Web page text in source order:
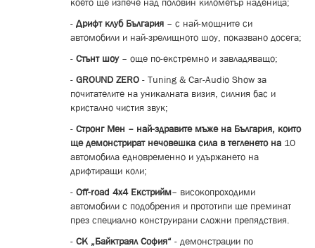
- Дрифт клуб България – с най-мощните си
автомобили и най-зрелищното шоу, показвано досега;
- Стънт шоу – още по-екстремно и завладяващо;
- GROUND ZERO - Tuning & Car-Audio Show за
почитателите на уникалната визия, силния бас и
кристално чистия звук;
- Стронг Мен – най-здравите мъже на България, които
ще демонстрират нечовешка сила в тегленето на 10
автомобила едновременно и удържането на
дрифтиращи коли;
- Off-road 4х4 Екстрийм– високопроходими
автомобили с подобрения и прототипи ще преминат
през специално конструирани сложни препядствия.
- СК „Байктраял София“ - демонстрации по